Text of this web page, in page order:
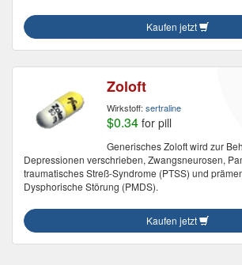
Kaufen jetzt
Zoloft
Wirkstoff: sertraline
$0.34 for pill
Generisches Zoloft wird zur
Depressionen verschrieben, Zwangsneurosen,
traumatisches Streß-Syndrome (PTSS) und
Dysphorische Störung (PMDS).
Kaufen jetzt